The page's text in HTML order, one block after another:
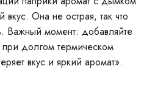
Она не острая, так что
Важный момент: добавляйте
долгом термическом
вкус и яркий аромат».